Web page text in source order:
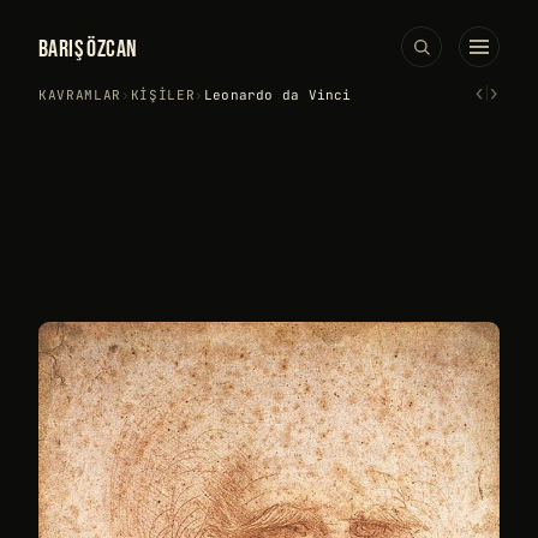
BARIŞ ÖZCAN
KAVRAMLAR › KIŞILER › Leonardo da Vinci ‹›